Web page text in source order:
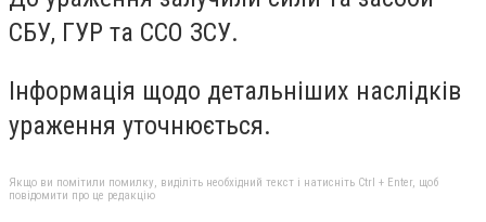
СБУ, ГУР та ССО ЗСУ.
Інформація щодо детальніших наслідків
ураження уточнюється.
Якщо ви помітили помилку, виділіть необхідний текст і натисніть Ctrl + Enter, щоб
повідомити про це редакцію